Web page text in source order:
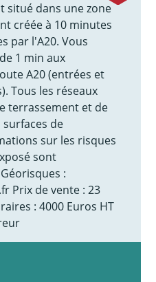
situé dans une zone
créée à 10 minutes
par l'A20. Vous
1 min aux
A20 (entrées et
Tous les réseaux
terrassement et de
de
sur les risques
sont
:
Prix de vente : 23
: 4000 Euros HT